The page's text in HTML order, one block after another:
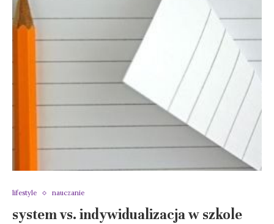
lifestyle nauczanie
system vs. indywidualizacja w szkole